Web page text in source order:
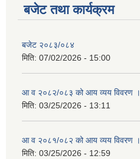
बजेट तथा कार्यक्रम
बजेट २०८३/०८४
मिति: 07/02/2026 - 15:00
आ व २०८२/०८३ को आय व्यय विवरण ।
मिति: 03/25/2026 - 13:11
आ व २०८१/०८२ को आय व्यय विवरण ।
मिति: 03/25/2026 - 12:59